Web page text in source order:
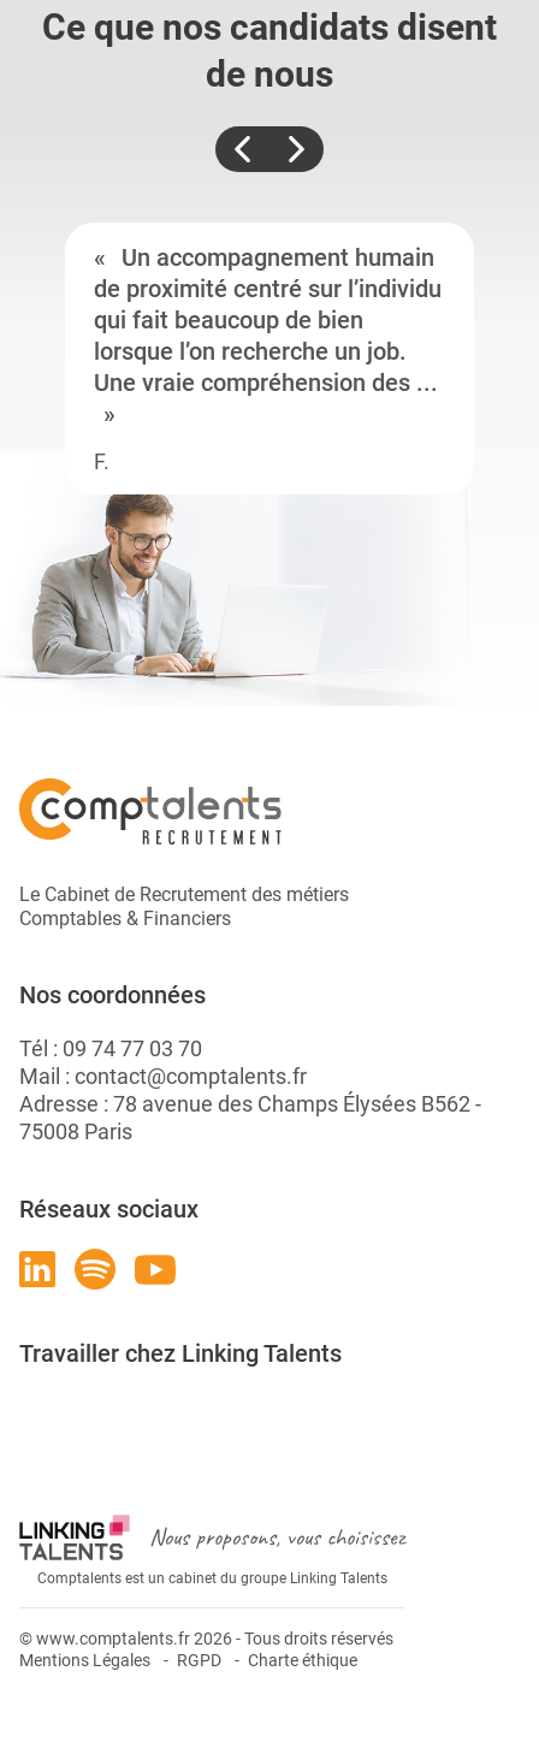
Ce que nos candidats disent
de nous
Un accompagnement humain
de proximité centré sur l’individu
qui fait beaucoup de bien
lorsque l’on recherche un job.
Une vraie compréhension des ...
F.
Le Cabinet de Recrutement des métiers
Comptables & Financiers
Nos coordonnées
Tél : 09 74 77 03 70
Mail : contact@comptalents.fr
Adresse : 78 avenue des Champs Élysées B562 -
75008 Paris
Réseaux sociaux
Travailler chez Linking Talents
Nous proposons, vous choisissez
Comptalents est un cabinet du groupe Linking Talents
© www.comptalents.fr 2026 - Tous droits réservés
Mentions Légales
RGPD Charte éthique